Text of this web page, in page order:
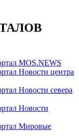
MOS.NEWS
Новости центра
Новости севера
Новости
Мировые